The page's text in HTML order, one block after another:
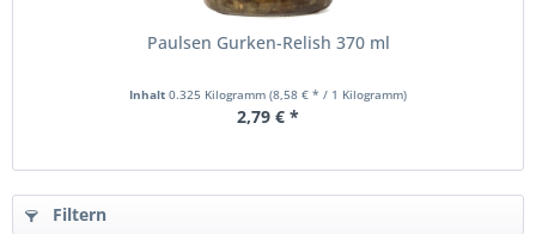
Paulsen Gurken-Relish 370 ml
Inhalt 0.325 Kilogramm (8,58 € * / 1 Kilogramm)
2,79 € *
Filtern